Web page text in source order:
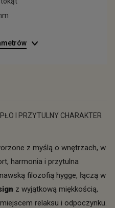
I PRZYTULNY CHARAKTER
z myślą o wnętrzach, w
harmonia i przytulna
filozofią hygge, łączą w
z wyjątkową miękkością,
relaksu i odpoczynku.